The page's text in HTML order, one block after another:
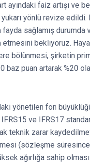
ayındaki faiz artışı ve
yönlü revize edildi.
fayda sağlamış durumda
etmesini bekliyoruz.
bölünmesi, şirketin
baz puan artarak %20
yönetilen fon
ve IFRS17
teknik zarar
(sözleşme süresince
ağırlığa sahip olması